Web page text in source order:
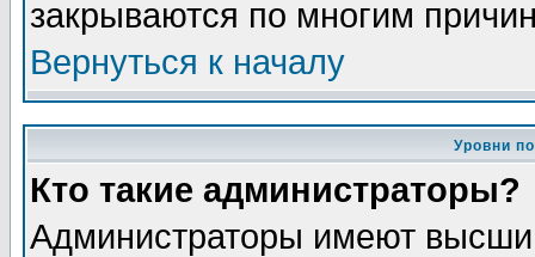
закрываются по многим
Вернуться к началу
Уровни
Кто такие администраторы?
Администраторы имеют